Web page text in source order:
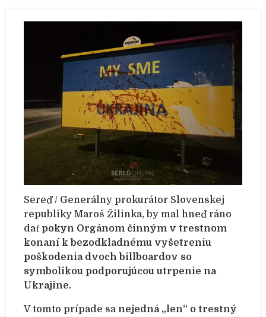
Sereď / Generálny prokurátor Slovenskej
republiky Maroš Žilinka, by mal hneď ráno
dať pokyn Orgánom činným v trestnom
konaní k bezodkladnému vyšetreniu
poškodenia dvoch billboardov so
symbolikou podporujúcou utrpenie na
Ukrajine.
V tomto prípade sa nejedná „len“ o trestný